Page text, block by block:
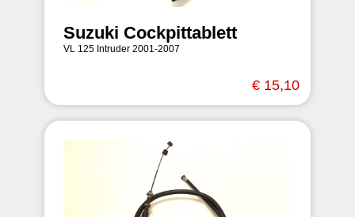
Suzuki Cockpittablett
VL 125 Intruder 2001-2007
€ 15,10